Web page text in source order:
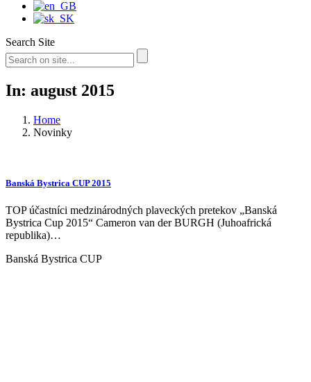
Search Site
In: august 2015
Home
Novinky
Banská Bystrica CUP 2015
TOP účastníci medzinárodných plaveckých pretekov „Banská
Bystrica Cup 2015“ Cameron van der BURGH (Juhoafrická
republika)…
Banská Bystrica CUP